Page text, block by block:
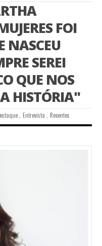
FOI
NASCEU
SEREI
QUE NOS
HISTÓRIA"
Entrevista Recentes